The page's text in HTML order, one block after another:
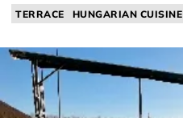
TERRACE HUNGARIAN CUISINE